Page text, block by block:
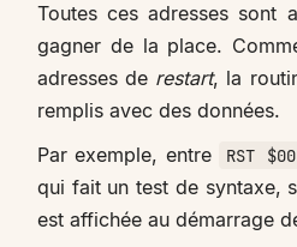
Toutes ces adresses sont
gagner de la place.
adresses de restart, la
remplis avec des données.
Par exemple, entre
RST $00
qui fait un test de syntaxe,
est affichée au démarrage